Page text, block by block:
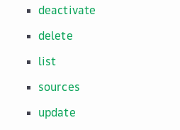
deactivate
delete
list
sources
update